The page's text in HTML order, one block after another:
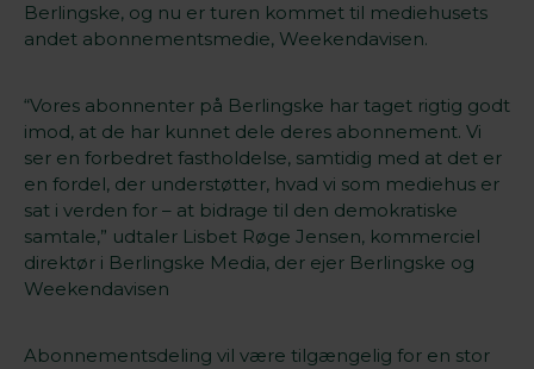
Berlingske, og nu er turen kommet til mediehusets
andet abonnementsmedie, Weekendavisen.
“Vores abonnenter på Berlingske har taget rigtig godt
imod, at de har kunnet dele deres abonnement. Vi
ser en forbedret fastholdelse, samtidig med at det er
en fordel, der understøtter, hvad vi som mediehus er
sat i verden for – at bidrage til den demokratiske
samtale,” udtaler Lisbet Røge Jensen, kommerciel
direktør i Berlingske Media, der ejer Berlingske og
Weekendavisen
Abonnementsdeling vil være tilgængelig for en stor